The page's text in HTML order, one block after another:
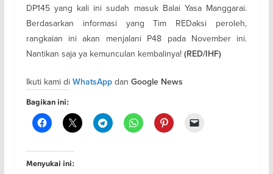
DP145 yang kali ini sudah masuk Balai Yasa Manggarai.
Berdasarkan informasi yang Tim REDaksi peroleh,
rangkaian ini akan menjalani P48 pada November ini.
Nantikan saja ya kemunculan kembalinya! (RED/IHF)
Ikuti kami di WhatsAppdan Google News
Bagikan ini:
Menyukai ini: